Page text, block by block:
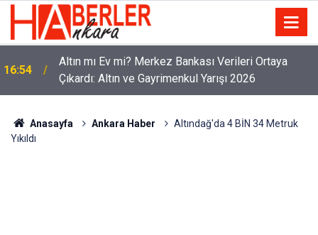
16:54
Altın mı Ev mi? Merkez Bankası Verileri Ortaya
Çıkardı: Altın ve Gayrimenkul Yarışı 2026
Anasayfa Ankara Haber
Altındağ'da 4 BİN 34 Metruk
Yıkıldı